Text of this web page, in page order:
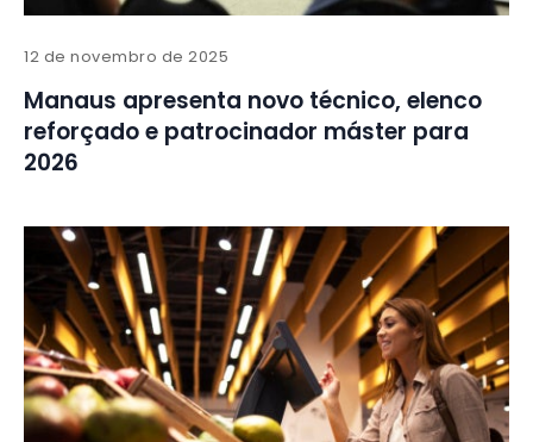
12 de novembro de 2025
Manaus apresenta novo técnico, elenco
reforçado e patrocinador máster para
2026